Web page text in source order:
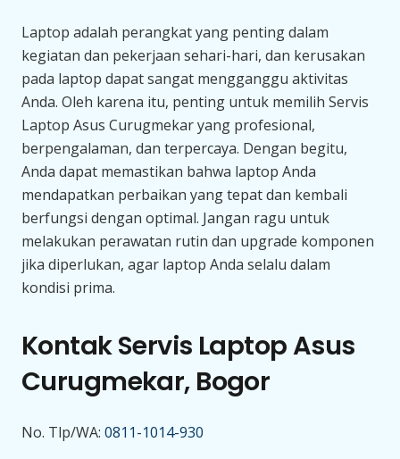
Laptop adalah perangkat yang penting dalam
kegiatan dan pekerjaan sehari-hari, dan kerusakan
pada laptop dapat sangat mengganggu aktivitas
Anda. Oleh karena itu, penting untuk memilih Servis
Laptop Asus Curugmekar yang profesional,
berpengalaman, dan terpercaya. Dengan begitu,
Anda dapat memastikan bahwa laptop Anda
mendapatkan perbaikan yang tepat dan kembali
berfungsi dengan optimal. Jangan ragu untuk
melakukan perawatan rutin dan upgrade komponen
jika diperlukan, agar laptop Anda selalu dalam
kondisi prima.
Kontak Servis Laptop Asus
Curugmekar, Bogor
No. Tlp/WA: 0811-1014-930